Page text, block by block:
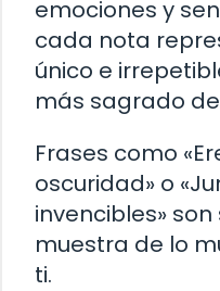
emociones y
cada nota
único e
más sagrado
Frases como
oscuridad» o
invencibles»
muestra de lo
ti.